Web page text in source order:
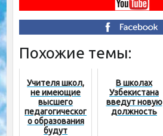
Похожие темы:
Учителя школ,
не имеющие
высшего
педагогическог
о образования
будут
В школах
Узбекистана
введут новую
должность